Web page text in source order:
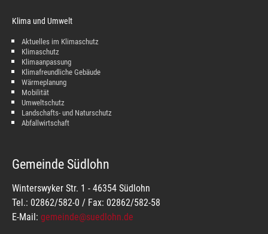
Klima und Umwelt
Aktuelles im Klimaschutz
Klimaschutz
Klimaanpassung
Klimafreundliche Gebäude
Wärmeplanung
Mobilität
Umweltschutz
Landschafts- und Naturschutz
Abfallwirtschaft
Gemeinde Südlohn
Winterswyker Str. 1 - 46354 Südlohn
Tel.: 02862/582-0 / Fax: 02862/582-58
E-Mail: gemeinde@suedlohn.de